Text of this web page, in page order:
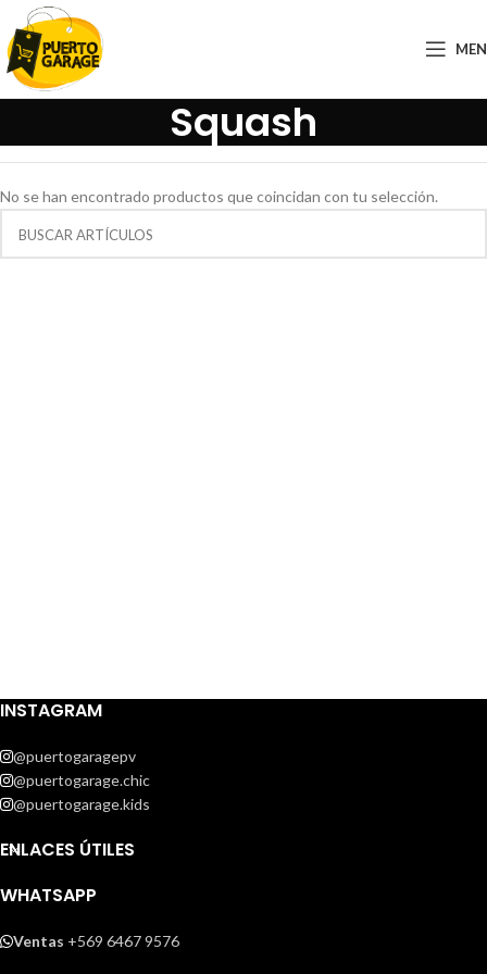
Squash
No se han encontrado productos que coincidan con tu selección.
INSTAGRAM
@puertogaragepv
@puertogarage.chic
@puertogarage.kids
ENLACES ÚTILES
WHATSAPP
Ventas +569 6467 9576